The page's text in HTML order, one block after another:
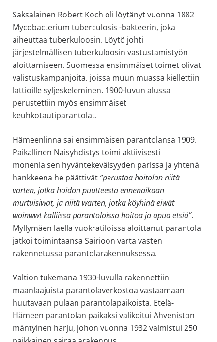
Saksalainen Robert Koch oli löytänyt vuonna 1882
Mycobacterium tuberculosis -bakteerin, joka
aiheuttaa tuberkuloosin. Löytö johti
järjestelmällisen tuberkuloosin vastustamistyön
aloittamiseen. Suomessa ensimmäiset toimet olivat
valistuskampanjoita, joissa muun muassa kiellettiin
lattioille syljeskeleminen. 1900-luvun alussa
perustettiin myös ensimmäiset
keuhkotautiparantolat.
Hämeenlinna sai ensimmäisen parantolansa 1909.
Paikallinen Naisyhdistys toimi aktiivisesti
monenlaisen hyväntekeväisyyden parissa ja yhtenä
hankkeena he päättivät ”perustaa hoitolan niitä
varten, jotka hoidon puutteesta ennenaikaan
murtuisiwat, ja niitä warten, jotka köyhinä eiwät
woinwwt kalliissa parantoloissa hoitoa ja apua etsiä”.
Myllymäen laella vuokratiloissa aloittanut parantola
jatkoi toimintaansa Sairioon varta vasten
rakennetussa parantolarakennuksessa.
Valtion tukemana 1930-luvulla rakennettiin
maanlaajuista parantolaverkostoa vastaamaan
huutavaan pulaan parantolapaikoista. Etelä-
Hämeen parantolan paikaksi valikoitui Ahveniston
mäntyinen harju, johon vuonna 1932 valmistui 250